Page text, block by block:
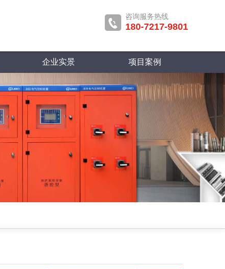
咨询服务热线
180-7217-9801
企业实景 项目案例